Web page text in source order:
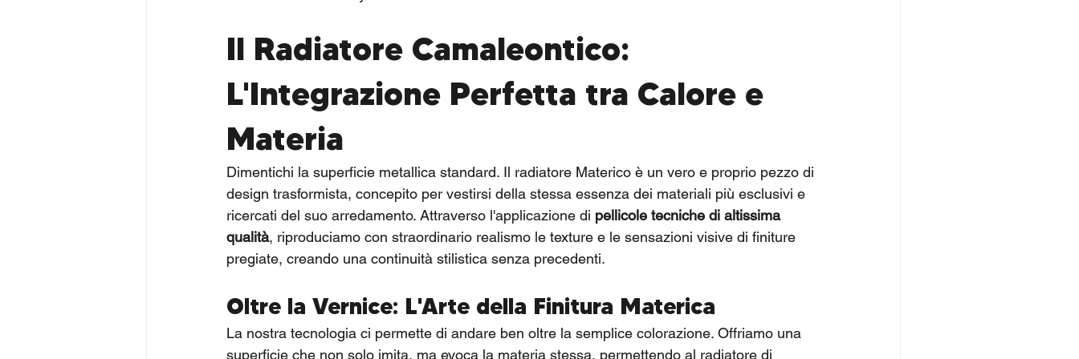
Il Radiatore Camaleontico:
L'Integrazione Perfetta tra Calore e
Materia
Dimentichi la superficie metallica standard. Il radiatore Materico è un vero e proprio pezzo di
design trasformista, concepito per vestirsi della stessa essenza dei materiali più esclusivi e
ricercati del suo arredamento. Attraverso l'applicazione di pellicole tecniche di altissima
qualità, riproduciamo con straordinario realismo le texture e le sensazioni visive di finiture
pregiate, creando una continuità stilistica senza precedenti.
Oltre la Vernice: L'Arte della Finitura Materica
La nostra tecnologia ci permette di andare ben oltre la semplice colorazione. Offriamo una
superficie che non solo imita, ma evoca la materia stessa, permettendo al radiatore di